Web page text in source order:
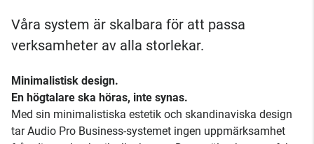
Våra system är skalbara för att passa
verksamheter av alla storlekar.
Minimalistisk design.
En högtalare ska höras, inte synas.
Med sin minimalistiska estetik och skandinaviska design
tar Audio Pro Business-systemet ingen uppmärksamhet